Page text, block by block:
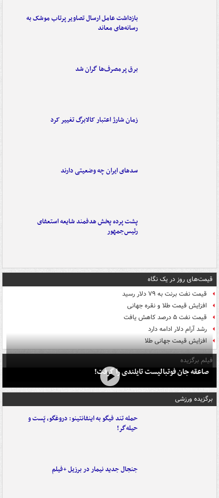
بازداشت عامل ارسال تصاویر پرتاب موشک به
رسانه‌های معاند
برق پرمصرف‌ها گران شد
زمان شارژ اعتبار کالابرگ تغییر کرد
سدهای ایران چه وضعیتی دارند
پشت پرده پخش هدفمند شایعه استعفای
رئیس‌جمهور
قیمت‌های روز در یک نگاه
قیمت نفت برنت به ۷۹ دلار رسید
افزایش قیمت طلا و نقره جهانی
قیمت نفت ۵ درصد کاهش یافت
رشد آرام دلار ادامه دارد
افزایش قیمت جهانی طلا
فیلم برگزیده
صاعقه جان فوتبالیست تایلندی را گرفت!
برگزیده ورزشی
حمله تند فیگو به اینفانتینو: دروغگو، پَست‌ و
حیله‌گر!
جنجال جدید نیمار در برزیل +فیلم